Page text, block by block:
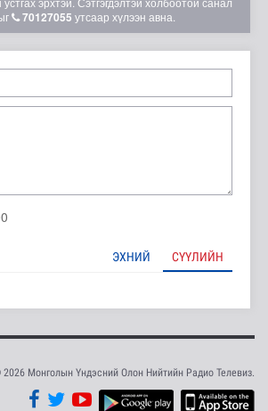
70127055 утсаар хүлээн авна.
ЭХНИЙ СҮҮЛИЙН
Монголын Үндэсний Олон Нийтийн Радио Телевиз.